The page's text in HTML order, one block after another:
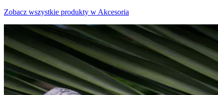
Zobacz wszystkie produkty w Akcesoria